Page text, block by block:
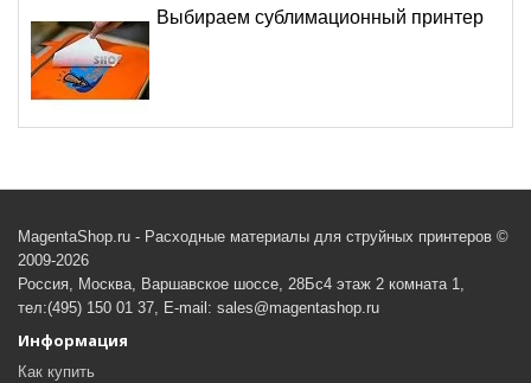
Выбираем сублимационный принтер
MagentaShop.ru - Расходные материалы для струйных принтеров ©
2009-2026
Россия, Москва, Варшавское шоссе, 28Бс4 этаж 2 комната 1,
тел:(495) 150 01 37, E-mail: sales@magentashop.ru
Информация
Как купить